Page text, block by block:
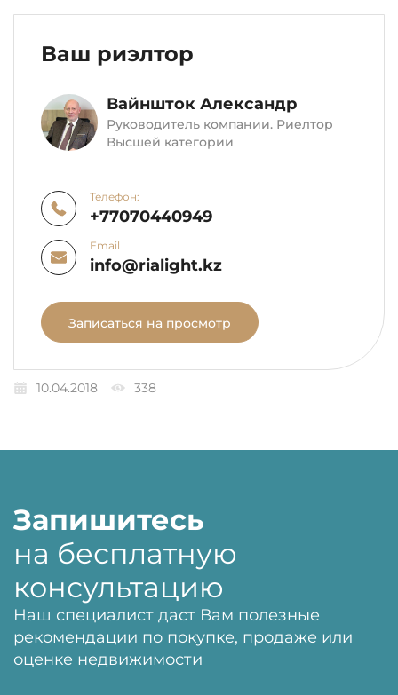
Ваш риэлтор
Вайншток Александр
Руководитель компании. Риелтор
Высшей категории
Телефон:
+77070440949
Email
info@rialight.kz
Записаться на просмотр
10.04.2018 338
Запишитесь
на бесплатную
консультацию
Наш специалист даст Вам полезные
рекомендации по покупке, продаже или
оценке недвижимости